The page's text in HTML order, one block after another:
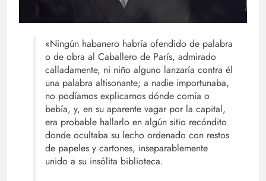
«Ningún habanero habría ofendido de palabra
o de obra al Caballero de París, admirado
calladamente, ni niño alguno lanzaría contra él
una palabra altisonante; a nadie importunaba,
no podíamos explicarnos dónde comía o
bebía, y, en su aparente vagar por la capital,
era probable hallarlo en algún sitio recóndito
donde ocultaba su lecho ordenado con restos
de papeles y cartones, inseparablemente
unido a su insólita biblioteca.